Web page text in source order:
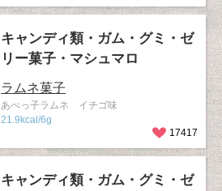
キャンディ類・ガム・グミ・ゼ
リー菓子・マシュマロ
ラムネ菓子
あべっ子ラムネ イチゴ味
21.9kcal/6g
17417
キャンディ類・ガム・グミ・ゼ